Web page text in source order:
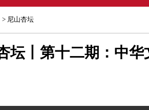
> 尼山杏坛
坛丨第十二期：中